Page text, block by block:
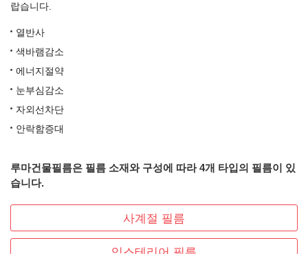
랍습니다.
열반사
색바램감소
에너지절약
눈부심감소
자외선차단
안락함증대
루마건물필름은 필름 소재와 구성에 따라 4개 타입의 필름이 있
습니다.
사계절 필름